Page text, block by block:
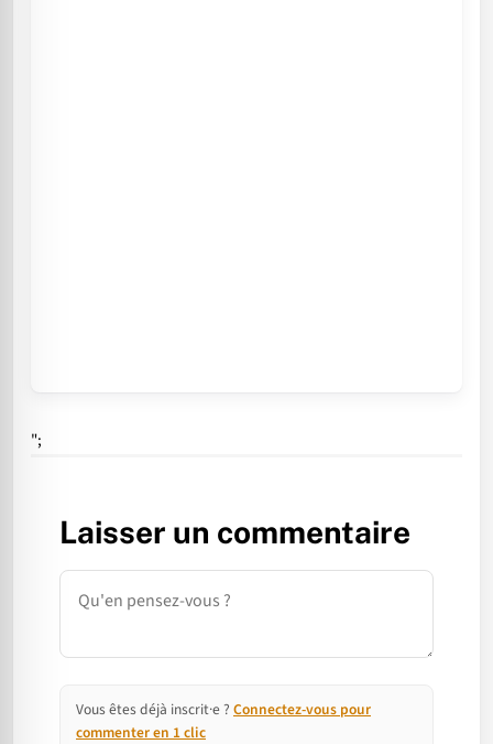
";
Laisser un commentaire
Commentaire
Vous êtes déjà inscrit·e ? Connectez-vous pour
commenter en 1 clic